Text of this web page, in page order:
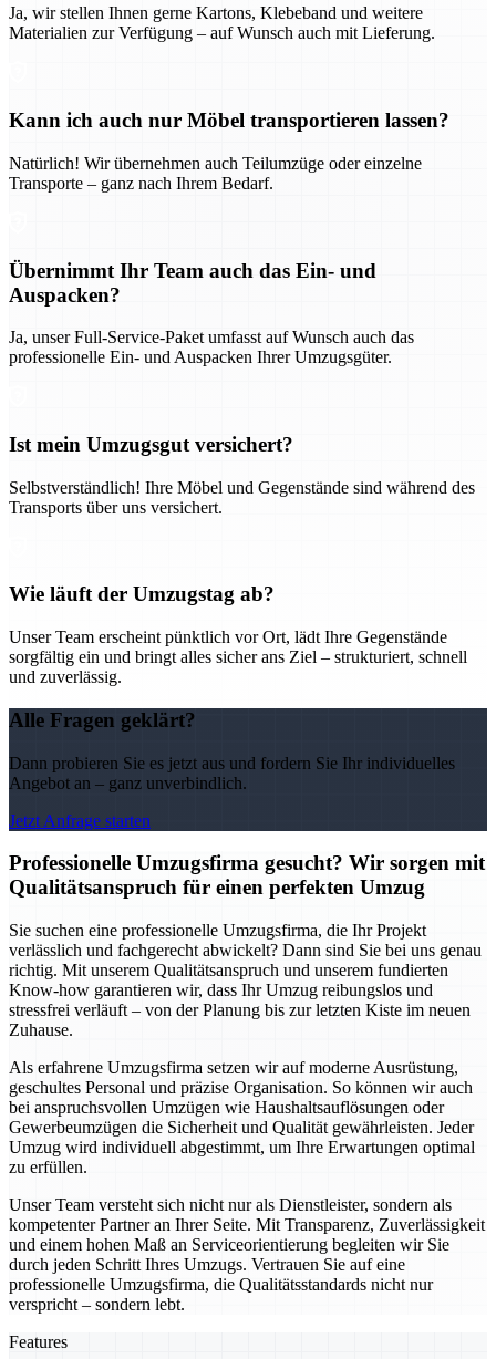
Ja, wir stellen Ihnen gerne Kartons, Klebeband und weitere
Materialien zur Verfügung – auf Wunsch auch mit Lieferung.
Kann ich auch nur Möbel transportieren lassen?
Natürlich! Wir übernehmen auch Teilumzüge oder einzelne
Transporte – ganz nach Ihrem Bedarf.
Übernimmt Ihr Team auch das Ein- und
Auspacken?
Ja, unser Full-Service-Paket umfasst auf Wunsch auch das
professionelle Ein- und Auspacken Ihrer Umzugsgüter.
Ist mein Umzugsgut versichert?
Selbstverständlich! Ihre Möbel und Gegenstände sind während des
Transports über uns versichert.
Wie läuft der Umzugstag ab?
Unser Team erscheint pünktlich vor Ort, lädt Ihre Gegenstände
sorgfältig ein und bringt alles sicher ans Ziel – strukturiert, schnell
und zuverlässig.
Alle Fragen geklärt?
Dann probieren Sie es jetzt aus und fordern Sie Ihr individuelles
Angebot an – ganz unverbindlich.
Jetzt Anfrage starten
Professionelle Umzugsfirma gesucht? Wir sorgen mit
Qualitätsanspruch für einen perfekten Umzug
Sie suchen eine professionelle Umzugsfirma, die Ihr Projekt
verlässlich und fachgerecht abwickelt? Dann sind Sie bei uns genau
richtig. Mit unserem Qualitätsanspruch und unserem fundierten
Know-how garantieren wir, dass Ihr Umzug reibungslos und
stressfrei verläuft – von der Planung bis zur letzten Kiste im neuen
Zuhause.
Als erfahrene Umzugsfirma setzen wir auf moderne Ausrüstung,
geschultes Personal und präzise Organisation. So können wir auch
bei anspruchsvollen Umzügen wie Haushaltsauflösungen oder
Gewerbeumzügen die Sicherheit und Qualität gewährleisten. Jeder
Umzug wird individuell abgestimmt, um Ihre Erwartungen optimal
zu erfüllen.
Unser Team versteht sich nicht nur als Dienstleister, sondern als
kompetenter Partner an Ihrer Seite. Mit Transparenz, Zuverlässigkeit
und einem hohen Maß an Serviceorientierung begleiten wir Sie
durch jeden Schritt Ihres Umzugs. Vertrauen Sie auf eine
professionelle Umzugsfirma, die Qualitätsstandards nicht nur
verspricht – sondern lebt.
Features